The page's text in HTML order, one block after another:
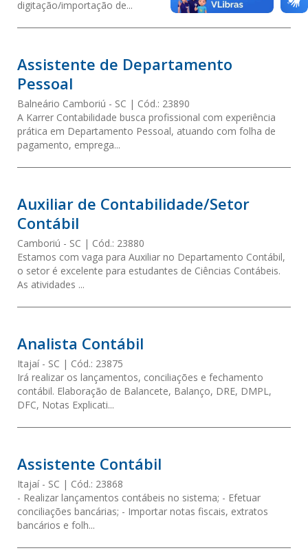
digitação/importação de...
Assistente de Departamento
Pessoal
Balneário Camboriú - SC Cód.: 23890
A Karrer Contabilidade busca profissional com experiência
prática em Departamento Pessoal, atuando com folha de
pagamento, emprega...
Auxiliar de Contabilidade/Setor
Contábil
Camboriú - SC Cód.: 23880
Estamos com vaga para Auxiliar no Departamento Contábil,
o setor é excelente para estudantes de Ciências Contábeis.
As atividades ...
Analista Contábil
Itajaí - SC Cód.: 23875
Irá realizar os lançamentos, conciliações e fechamento
contábil. Elaboração de Balancete, Balanço, DRE, DMPL,
DFC, Notas Explicati...
Assistente Contábil
Itajaí - SC Cód.: 23868
- Realizar lançamentos contábeis no sistema; - Efetuar
conciliações bancárias; - Importar notas fiscais, extratos
bancários e folh...